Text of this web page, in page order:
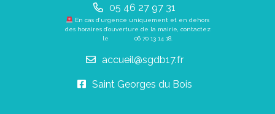
05 46 27 97 31
En cas d’urgence uniquement et en dehors
des horaires d’ouverture de la mairie, contactez
le 06 70 13 14 18
accueil@sgdb17.fr
Saint Georges du Bois